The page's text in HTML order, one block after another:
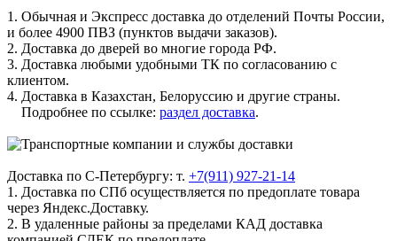
1. Обычная и Экспресс доставка до отделений Почты России,
и более 4900 ПВЗ (пунктов выдачи заказов).
2. Доставка до дверей во многие города РФ.
3. Доставка любыми удобными ТК по согласованию с
клиентом.
4. Доставка в Казахстан, Белоруссию и другие страны.
Подробнее по ссылке: раздел доставка.
Доставка по С-Петербургу: т. +7(911) 927-21-14
1. Доставка по СПб осуществляется по предоплате товара
через Яндекс.Доставку.
2. В удаленные районы за пределами КАД доставка